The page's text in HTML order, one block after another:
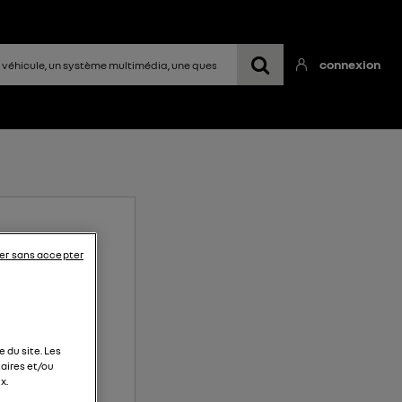
connexion
du site. Les
et/ou
sans accepter